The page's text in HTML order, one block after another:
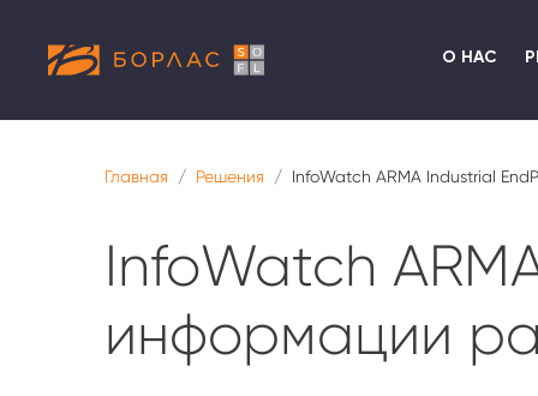
О НАС
Главная Решения InfoWatch ARMA Industrial
InfoWatch
информации